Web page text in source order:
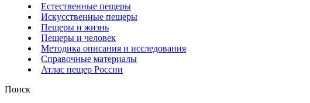
Естественные пещеры
Искусственные пещеры
Пещеры и жизнь
Пещеры и человек
Методика описания и исследования
Справочные материалы
Атлас пещер России
Поиск